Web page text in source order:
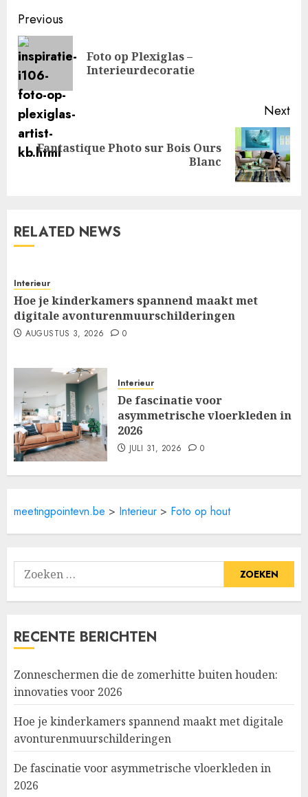
Post
navigation
Previous
Foto op Plexiglas –
Interieurdecoratie
Next
NextFantastique Photo sur Bois Ours
Blanc
RELATED NEWS
Interieur
Hoe je kinderkamers spannend maakt met
digitale avonturenmuurschilderingen
AUGUSTUS 3, 2026 0
Interieur
De fascinatie voor
asymmetrische vloerkleden in
2026
JULI 31, 2026 0
meetingpointevn.be > Interieur > Foto op hout
Zoeken
naar:
RECENTE BERICHTEN
Zonneschermen die de zomerhitte buiten houden:
innovaties voor 2026
Hoe je kinderkamers spannend maakt met digitale
avonturenmuurschilderingen
De fascinatie voor asymmetrische vloerkleden in
2026